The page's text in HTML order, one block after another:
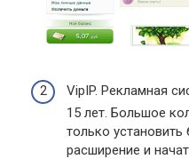
VipIP. Рекламная
15 лет. Большое
только
расширение и